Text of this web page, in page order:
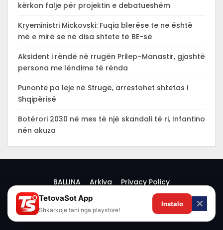
kërkon falje për projektin e debatueshëm
Kryeministri Mickovski: Fuqia blerëse te ne është
më e mirë se në disa shtete të BE-së
Aksident i rëndë në rrugën Prilep–Manastir, gjashtë
persona me lëndime të rënda
Punonte pa leje në Strugë, arrestohet shtetas i
Shqipërisë
Botërori 2030 në mes të një skandali të ri, Infantino
nën akuza
BALLINA Arkiva Privacy Policy
© 2026 -
TetovaSot App
Shkarkoje tani nga playstore!
Instalo ✕